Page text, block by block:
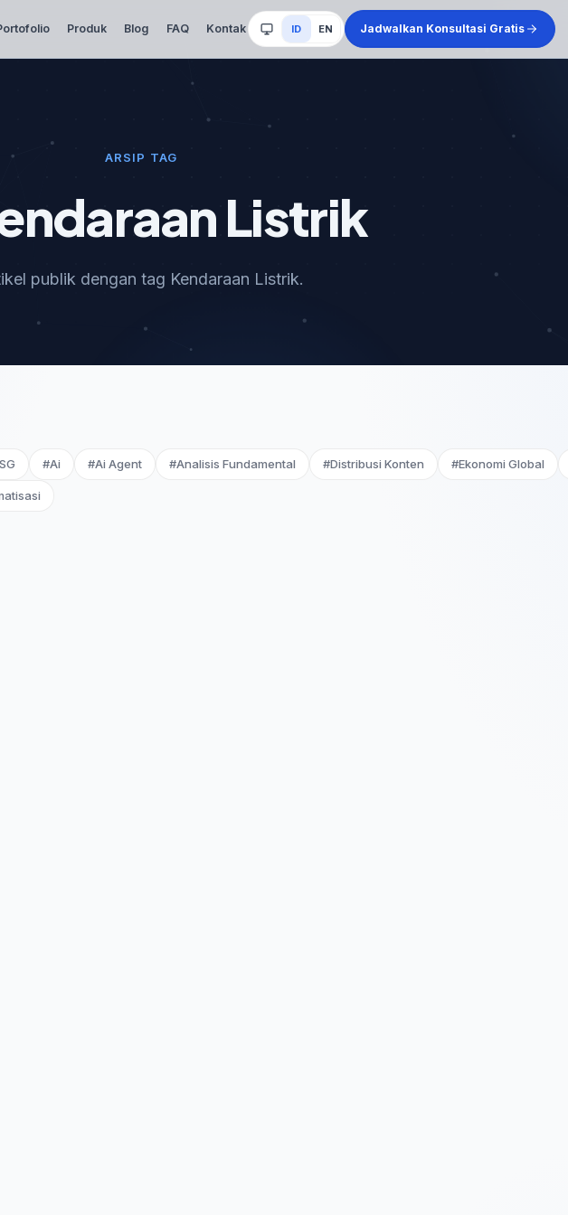
Produk Blog FAQ Kontak
Sistem
ID EN Jadwalkan Konsultasi Gratis
ARSIP TAG
Listrik
publik dengan tag Kendaraan Listrik.
#Ai #Ai Agent #Analisis Fundamental #Distribusi Konten #Ekonomi Global